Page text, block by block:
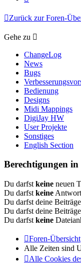
Zurück zur Foren-
Gehe zu
ChangeLog
News
Bugs
Bedienung
Designs
Midi Mappings
DigiJay HW
User Projekte
Sonstiges
English Section
Berechtigungen
Du darfst keine neuen
Du darfst keine
Du darfst deine
Du darfst deine
Du darfst keine
Foren-Übersicht
Alle Zeiten sind
Alle Cookies